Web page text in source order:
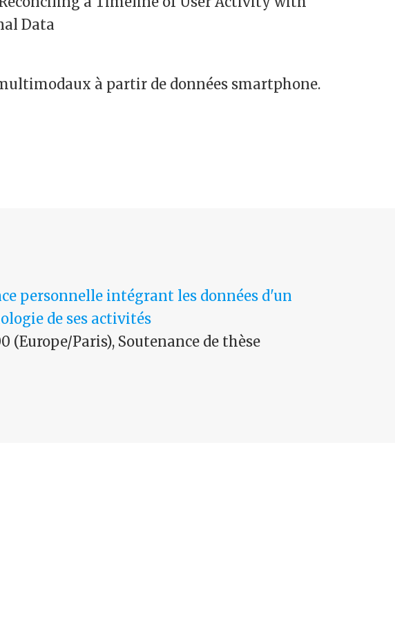
Data
à partir de données smartphone.
personnelle intégrant les données d'un
de ses activités
(Europe/Paris), Soutenance de thèse